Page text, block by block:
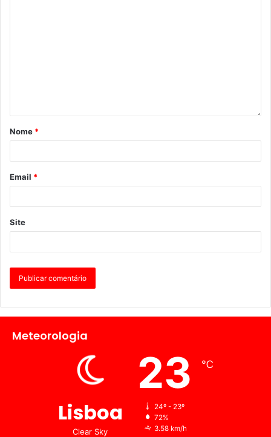
Nome *
Email *
Site
Meteorologia
Lisboa
Clear Sky
23 ℃
24º - 23º
72%
3.58 km/h